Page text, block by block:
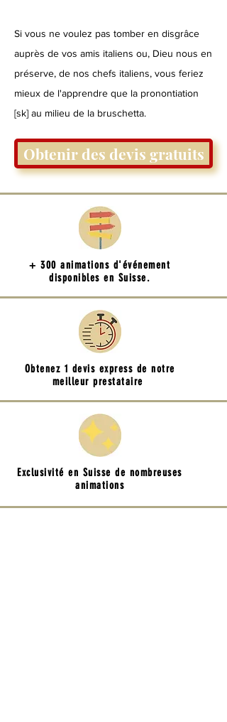
Si vous ne voulez pas tomber en disgrâce
auprès de vos amis italiens ou, Dieu nous en
préserve, de nos chefs italiens, vous feriez
mieux de l'apprendre que la pronontiation
[sk] au milieu de la bruschetta.
Obtenir des devis gratuits
+ 300 animations d'événement
disponibles en Suisse.
Obtenez 1 devis express de notre
meilleur prestataire
Exclusivité en Suisse de nombreuses
animations